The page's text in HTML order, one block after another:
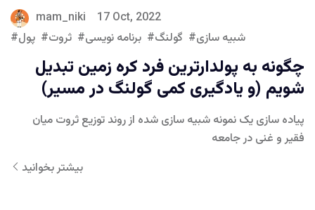
mam_niki
17 Oct, 2022
پول
ثروت برنامه نویسی گولنگ شبیه سازی
چگونه به پولدارترین فرد کره زمین تبدیل
شویم (و یادگیری کمی گولنگ در مسیر)
پیاده سازی یک نمونه شبیه سازی شده از روند توزیع ثروت میان
فقیر و غنی در جامعه
بیشتر بخوانید